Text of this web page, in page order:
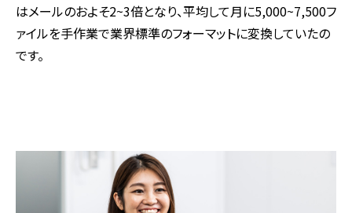
はメールのおよそ2~3倍となり、平均して月に5,000~7,500フ
ァイルを手作業で業界標準のフォーマットに変換していたの
です。